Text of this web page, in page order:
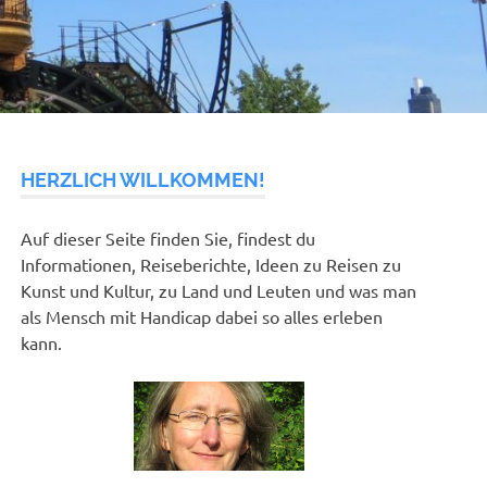
HERZLICH WILLKOMMEN!
Auf dieser Seite finden Sie, findest du
Informationen, Reiseberichte, Ideen zu Reisen zu
Kunst und Kultur, zu Land und Leuten und was man
als Mensch mit Handicap dabei so alles erleben
kann.